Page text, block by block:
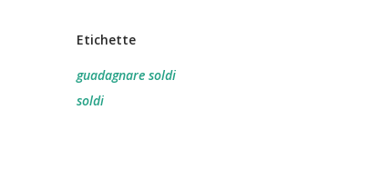
Etichette
guadagnare soldi
soldi